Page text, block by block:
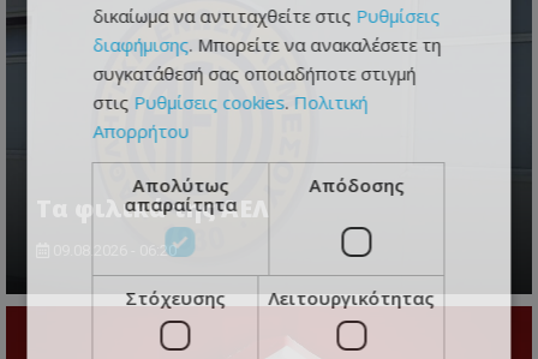
Τα φιλικά της ΑΕΛ
09.08.2026 - 06:20
δικαίωμα να αντιταχθείτε στις Ρυθμίσεις
διαφήμισης. Μπορείτε να ανακαλέσετε τη
συγκατάθεσή σας οποιαδήποτε στιγμή
στις Ρυθμίσεις cookies. Πολιτική
Απορρήτου
Απολύτως
απαραίτητα
Απόδοσης
Στόχευσης Λειτουργικότητας